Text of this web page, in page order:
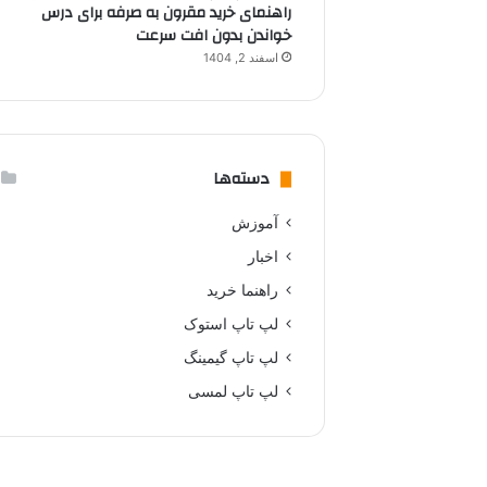
راهنمای خرید مقرون به صرفه برای درس
خواندن بدون افت سرعت
اسفند 2, 1404
دسته‌ها
آموزش
اخبار
راهنما خرید
لپ تاپ استوک
لپ تاپ گیمینگ
لپ تاپ لمسی